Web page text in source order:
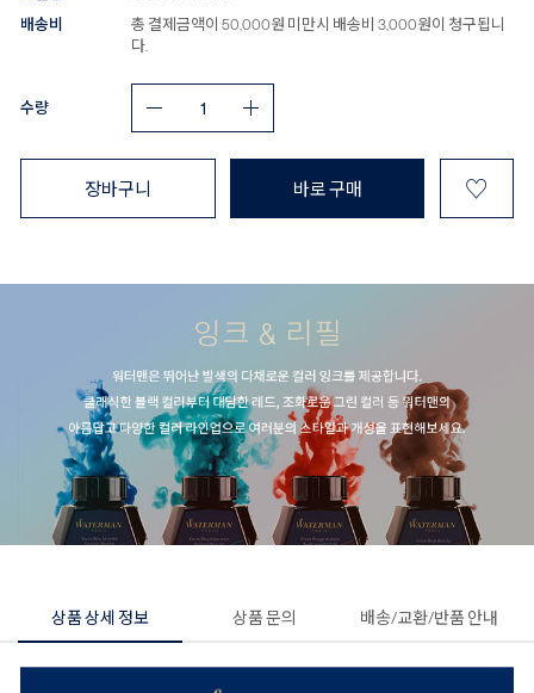
배송비
총 결제금액이 50,000원 미만시 배송비 3,000원이 청구됩니
다.
수량
장바구니 바로 구매 ♡
상품 상세 정보 상품 문의 배송/교환/반품 안내